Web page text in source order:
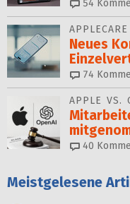
54
Neues
74
APPLE VS.
40
Meistgelesene